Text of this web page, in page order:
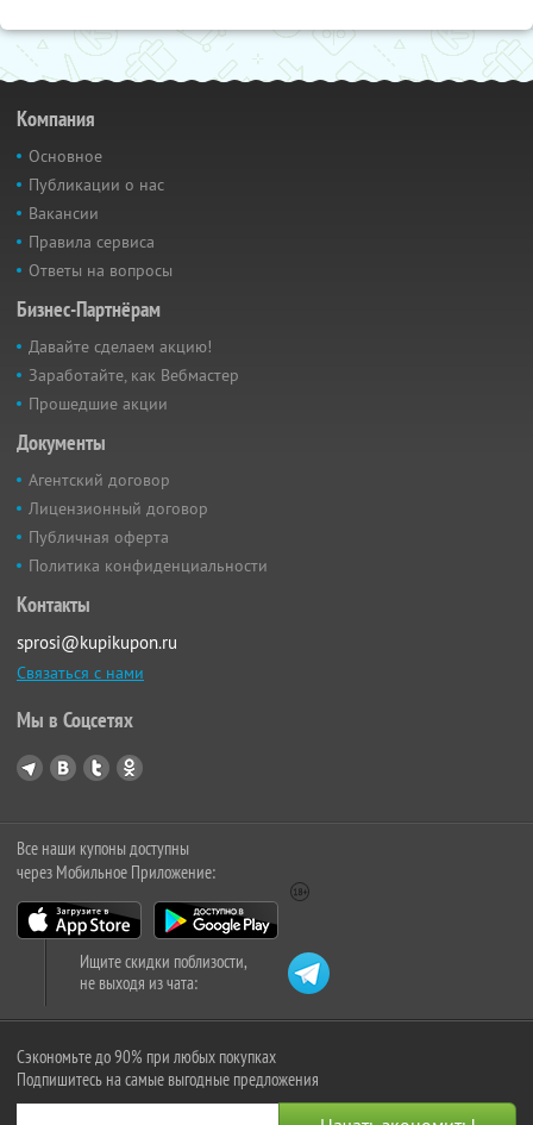
Компания
Основное
Публикации о нас
Вакансии
Правила сервиса
Ответы на вопросы
Бизнес-Партнёрам
Давайте сделаем акцию!
Заработайте, как Вебмастер
Прошедшие акции
Документы
Агентский договор
Лицензионный договор
Публичная оферта
Политика конфиденциальности
Контакты
sprosi@kupikupon.ru
Связаться с нами
Мы в Соцсетях
Все наши купоны доступны
через Мобильное Приложение:
Ищите скидки поблизости,
не выходя из чата:
Сэкономьте до 90% при любых покупках
Подпишитесь на самые выгодные предложения